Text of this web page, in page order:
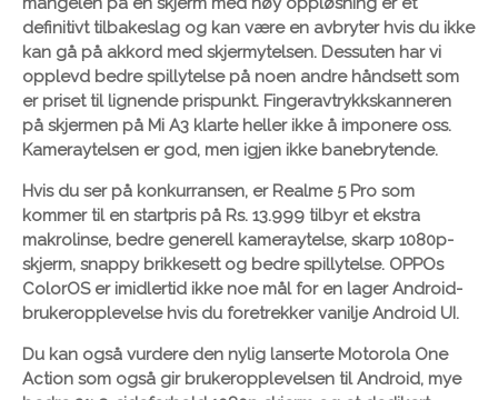
definitivt tilbakeslag og kan være en avbryter hvis du ikke
kan gå på akkord med skjermytelsen. Dessuten har vi
opplevd bedre spillytelse på noen andre håndsett som
er priset til lignende prispunkt. Fingeravtrykkskanneren
på skjermen på Mi A3 klarte heller ikke å imponere oss.
Kameraytelsen er god, men igjen ikke banebrytende.
Hvis du ser på konkurransen, er Realme 5 Pro som
kommer til en startpris på Rs. 13.999 tilbyr et ekstra
makrolinse, bedre generell kameraytelse, skarp 1080p-
skjerm, snappy brikkesett og bedre spillytelse. OPPOs
ColorOS er imidlertid ikke noe mål for en lager Android-
brukeropplevelse hvis du foretrekker vanilje Android UI.
Du kan også vurdere den nylig lanserte Motorola One
Action som også gir brukeropplevelsen til Android, mye